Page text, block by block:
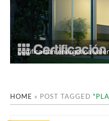
certificacion energetica
HOME » POST TAGGED